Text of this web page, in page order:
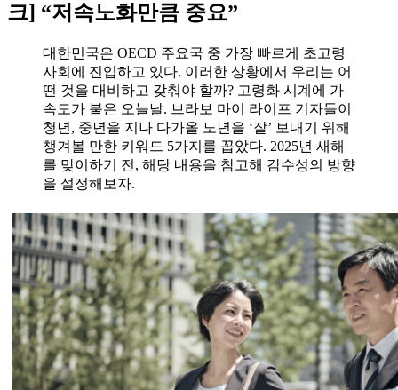
크] “저속노화만큼 중요”
대한민국은 OECD 주요국 중 가장 빠르게 초고령
사회에 진입하고 있다. 이러한 상황에서 우리는 어
떤 것을 대비하고 갖춰야 할까? 고령화 시계에 가
속도가 붙은 오늘날. 브라보 마이 라이프 기자들이
청년, 중년을 지나 다가올 노년을 ‘잘’ 보내기 위해
챙겨볼 만한 키워드 5가지를 꼽았다. 2025년 새해
를 맞이하기 전, 해당 내용을 참고해 감수성의 방향
을 설정해보자.